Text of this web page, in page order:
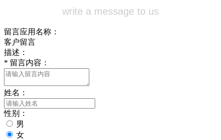
write a message to us
留言应用名称：
客户留言
描述：
* 留言内容：
姓名：
性别：
男
女